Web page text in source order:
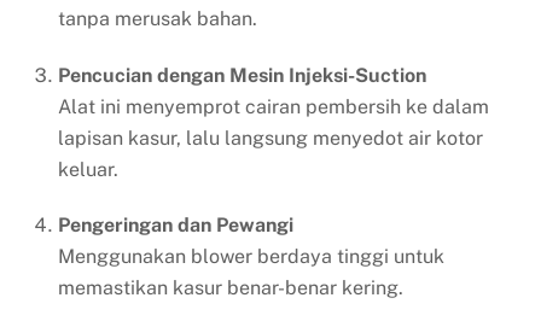
tanpa merusak bahan.
Pencucian dengan Mesin Injeksi-Suction
Alat ini menyemprot cairan pembersih ke dalam
lapisan kasur, lalu langsung menyedot air kotor
keluar.
Pengeringan dan Pewangi
Menggunakan blower berdaya tinggi untuk
memastikan kasur benar-benar kering.